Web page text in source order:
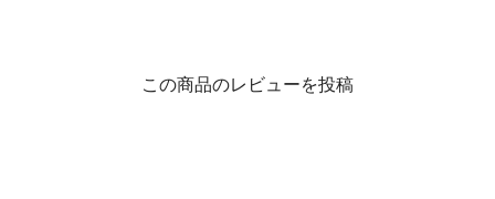
この商品のレビューを投稿